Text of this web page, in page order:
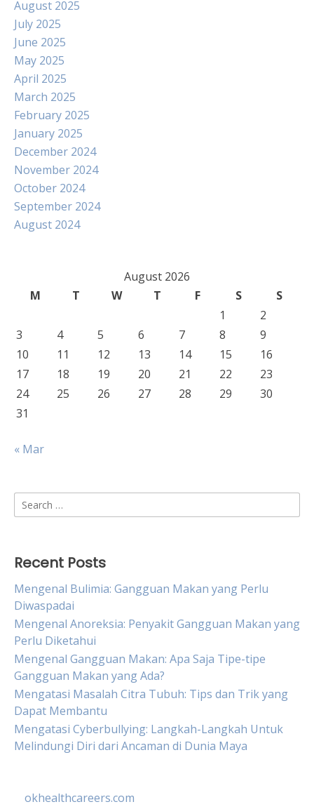
August 2025
July 2025
June 2025
May 2025
April 2025
March 2025
February 2025
January 2025
December 2024
November 2024
October 2024
September 2024
August 2024
August 2026
M
T W T F S
S
1
2
3
4 5 6 7 8
9
10
11 12 13 14 15
16
17
18 19 20 21 22
23
24
25 26 27 28 29
30
31
« Mar
Search
for:
Recent Posts
Mengenal Bulimia: Gangguan Makan yang Perlu
Diwaspadai
Mengenal Anoreksia: Penyakit Gangguan Makan yang
Perlu Diketahui
Mengenal Gangguan Makan: Apa Saja Tipe-tipe
Gangguan Makan yang Ada?
Mengatasi Masalah Citra Tubuh: Tips dan Trik yang
Dapat Membantu
Mengatasi Cyberbullying: Langkah-Langkah Untuk
Melindungi Diri dari Ancaman di Dunia Maya
okhealthcareers.com